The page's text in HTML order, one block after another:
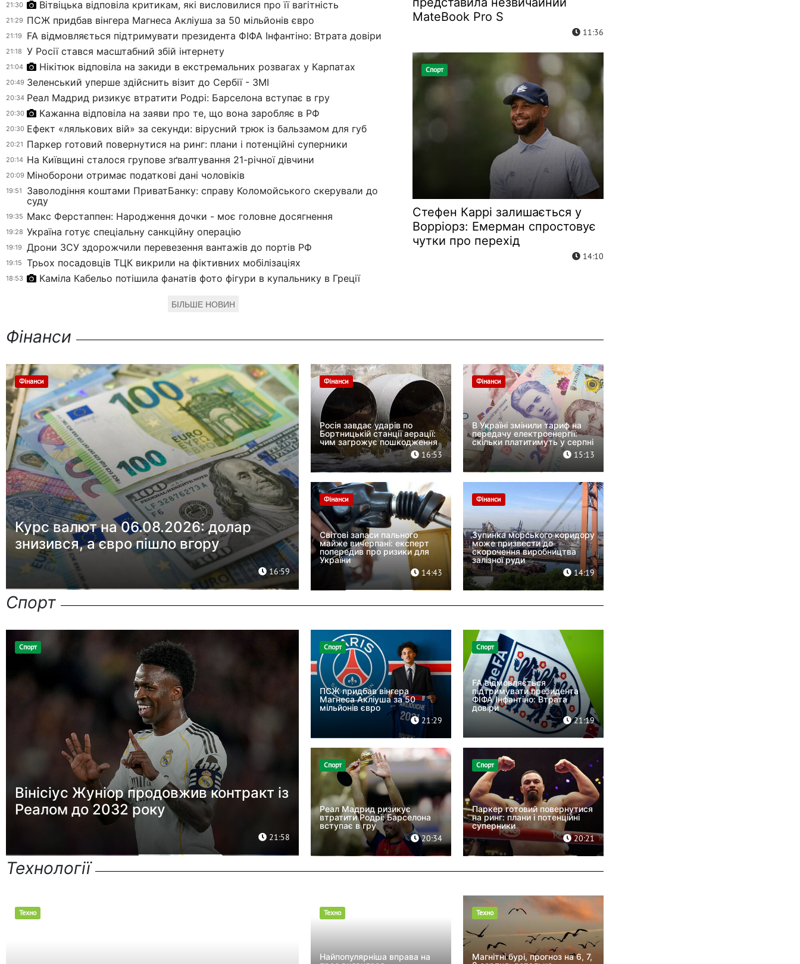
21:30 Вітвіцька відповіла критикам, які висловилися про її вагітність
21:29 ПСЖ придбав вінгера Магнеса Акліуша за 50 мільйонів євро
21:19 FA відмовляється підтримувати президента ФІФА Інфантіно: Втрата довіри
21:18 У Росії стався масштабний збій інтернету
21:04 Нікітюк відповіла на закиди в екстремальних розвагах у Карпатах
20:49 Зеленський уперше здійснить візит до Сербії - ЗМІ
20:34 Реал Мадрид ризикує втратити Родрі: Барселона вступає в гру
20:30 Кажанна відповіла на заяви про те, що вона заробляє в РФ
20:30 Ефект «лялькових вій» за секунди: вірусний трюк із бальзамом для губ
20:21 Паркер готовий повернутися на ринг: плани і потенційні суперники
20:14 На Київщині сталося групове зґвалтування 21-річної дівчини
20:09 Міноборони отримає податкові дані чоловіків
19:51
Заволодіння коштами ПриватБанку: справу Коломойського скерували до
суду
19:35 Макс Ферстаппен: Народження дочки - моє головне досягнення
19:28 Україна готує спеціальну санкційну операцію
19:19 Дрони ЗСУ здорожчили перевезення вантажів до портів РФ
19:15 Трьох посадовців ТЦК викрили на фіктивних мобілізаціях
18:53 Каміла Кабельо потішила фанатів фото фігури в купальнику в Греції
БІЛЬШЕ НОВИН
MateBook Pro S
11:36
Спорт
Стефен Каррі залишається у
Ворріорз: Емерман спростовує
чутки про перехід
14:10
Фінанси
Фінанси
Курс валют на 06.08.2026: долар
знизився, а євро пішло вгору
16:59
Фінанси
Росія завдає ударів по
Бортницькій станції аерації:
чим загрожує пошкодження
16:53
Фінанси
В Україні змінили тариф на
передачу електроенергії:
скільки платитимуть у серпні
15:13
Фінанси
Світові запаси пального
майже вичерпані: експерт
попередив про ризики для
України
14:43
Фінанси
Зупинка морського коридору
може призвести до
скорочення виробництва
залізної руди
14:19
Спорт
Спорт
Вінісіус Жуніор продовжив контракт із
Реалом до 2032 року
21:58
Спорт
ПСЖ придбав вінгера
Магнеса Акліуша за 50
мільйонів євро
21:29
Спорт
FA відмовляється
підтримувати президента
ФІФА Інфантіно: Втрата
довіри
21:19
Спорт
Реал Мадрид ризикує
втратити Родрі: Барселона
вступає в гру
20:34
Спорт
Паркер готовий повернутися
на ринг: плани і потенційні
суперники
20:21
Технології
Техно Техно
Найпопулярніша вправа на
Техно
Магнітні бурі, прогноз на 6, 7,